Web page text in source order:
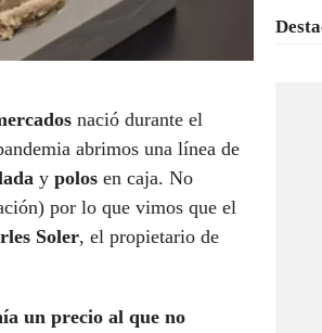
nació durante el
abrimos una línea de
y polos en caja. No
por lo que vimos que el
Soler, el propietario de
un precio al que no